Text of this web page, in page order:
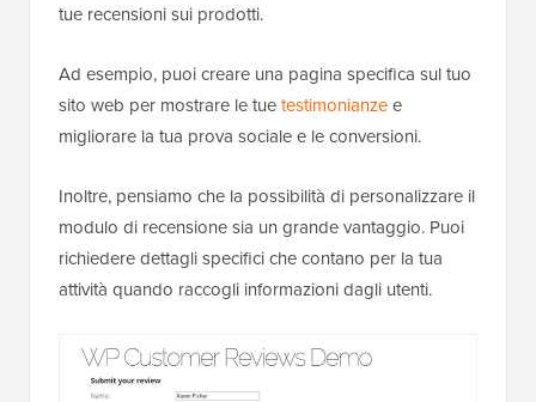
tue recensioni sui prodotti.
Ad esempio, puoi creare una pagina specifica sul tuo
sito web per mostrare le tuetestimonianzee
migliorare la tua prova sociale e le conversioni.
Inoltre, pensiamo che la possibilità di personalizzare il
modulo di recensione sia un grande vantaggio. Puoi
richiedere dettagli specifici che contano per la tua
attività quando raccogli informazioni dagli utenti.